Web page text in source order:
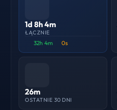
1d 8h 4m
ŁĄCZNIE
32h 4m 0s
26m
OSTATNIE 30 DNI